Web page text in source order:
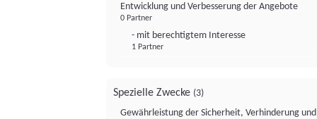
Entwicklung und Verbesserung der Angebote
0 Partner
- mit berechtigtem Interesse
1 Partner
Spezielle Zwecke (3)
Gewährleistung der Sicherheit, Verhinderung